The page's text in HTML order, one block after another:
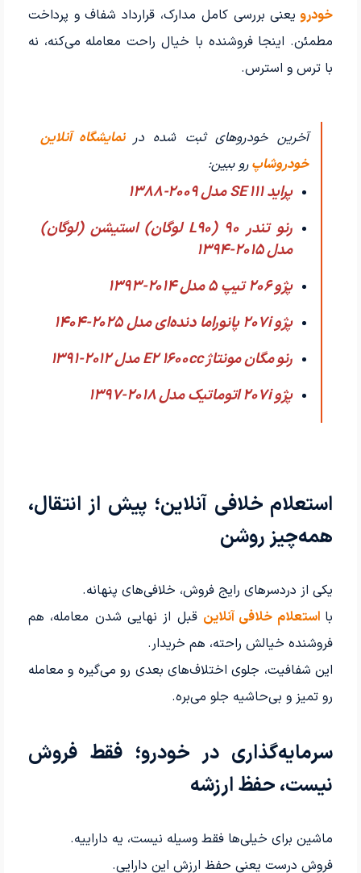
خودرو یعنی بررسی کامل مدارک، قرارداد شفاف و پرداخت
مطمئن. اینجا فروشنده با خیال راحت معامله می‌کنه، نه
با ترس و استرس.
آخرین خودروهای ثبت شده در نمایشگاه آنلاین
خودروشاپرو ببین:
پراید 111 SE مدل 2009-1388
رنو تندر 90 (L90 لوگان) استیشن (لوگان)
مدل 2015-1394
پژو 206 تیپ ۵ مدل 2014-1393
پژو 207i پانوراما دنده‌ای مدل 2025-1404
رنو مگان مونتاژ E2 1600cc مدل 2012-1391
پژو 207i اتوماتیک مدل 2018-1397
استعلام خلافی آنلاین؛ پیش از انتقال،
همه‌چیز روشن
یکی از دردسرهای رایج فروش، خلافی‌های پنهانه.
با استعلام خلافی آنلاین قبل از نهایی شدن معامله، هم
فروشنده خیالش راحته، هم خریدار.
این شفافیت، جلوی اختلاف‌های بعدی رو می‌گیره و معامله
رو تمیز و بی‌حاشیه جلو می‌بره.
سرمایه‌گذاری در خودرو؛ فقط فروش
نیست، حفظ ارزشه
ماشین برای خیلی‌ها فقط وسیله نیست، یه داراییه.
فروش درست یعنی حفظ ارزش این دارایی.